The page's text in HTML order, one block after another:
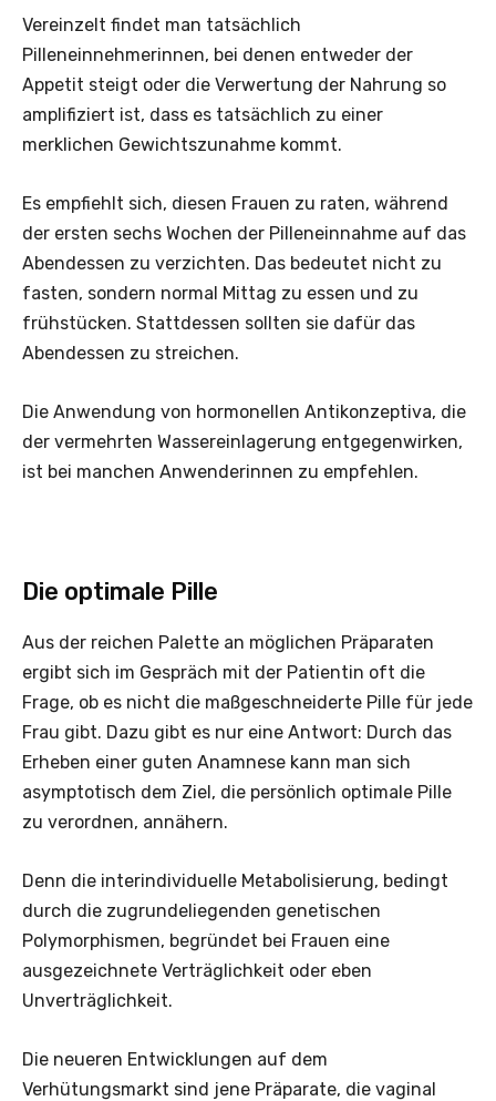
Vereinzelt findet man tatsächlich
Pilleneinnehmerinnen, bei denen entweder der
Appetit steigt oder die Verwertung der Nahrung so
amplifiziert ist, dass es tatsächlich zu einer
merklichen Gewichtszunahme kommt.
Es empfiehlt sich, diesen Frauen zu raten, während
der ersten sechs Wochen der Pilleneinnahme auf das
Abendessen zu verzichten. Das bedeutet nicht zu
fasten, sondern normal Mittag zu essen und zu
frühstücken. Stattdessen sollten sie dafür das
Abendessen zu streichen.
Die Anwendung von hormonellen Antikonzeptiva, die
der vermehrten Wassereinlagerung entgegenwirken,
ist bei manchen Anwenderinnen zu empfehlen.
Die optimale Pille
Aus der reichen Palette an möglichen Präparaten
ergibt sich im Gespräch mit der Patientin oft die
Frage, ob es nicht die maßgeschneiderte Pille für jede
Frau gibt. Dazu gibt es nur eine Antwort: Durch das
Erheben einer guten Anamnese kann man sich
asymptotisch dem Ziel, die persönlich optimale Pille
zu verordnen, annähern.
Denn die inter­individuelle Metabolisierung, bedingt
durch die zugrundeliegenden genetischen
Polymorphismen, begründet bei Frauen eine
ausgezeichnete Verträglichkeit oder eben
Unverträglichkeit.
Die neueren Entwicklungen auf dem
Verhütungsmarkt sind jene Präparate, die vaginal